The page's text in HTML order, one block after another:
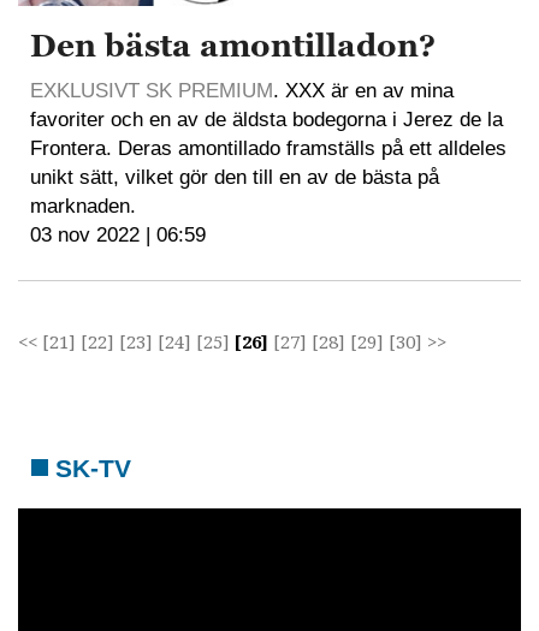
Den bästa amontilladon?
EXKLUSIVT SK PREMIUM. XXX är en av mina
favoriter och en av de äldsta bodegorna i Jerez de la
Frontera. Deras amontillado framställs på ett alldeles
unikt sätt, vilket gör den till en av de bästa på
marknaden.
03 nov 2022 | 06:59
<< [21] [22] [23] [24] [25] [26] [27] [28] [29] [30] >>
SK-TV